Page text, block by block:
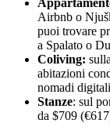
Airbnb o
puoi trovare
a Spalato o
Coliving:
abitazioni
nomadi
Stanze: sul
da $709